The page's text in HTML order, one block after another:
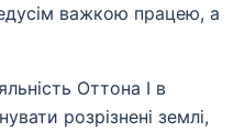
важкою працею, а
Оттона І в
розрізнені землі,